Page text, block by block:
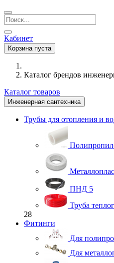
Кабинет
Корзина пуста
Каталог брендов
Каталог товаров
Инженерная сантехника
Трубы для отопления и
ПНД 5
Труба
28
Фитинги
Для
Для